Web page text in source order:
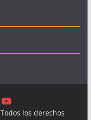
los derechos